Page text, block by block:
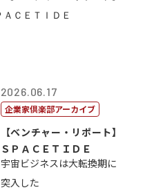
2026.06.17
企業家倶楽部アーカイブ
【ベンチャー・リポート】
ＳＰＡＣＥＴＩＤＥ
宇宙ビジネスは大転換期に
突入した